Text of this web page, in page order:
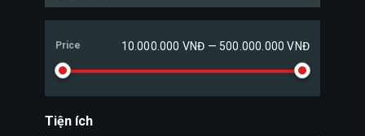
Price 10.000.000 VNĐ — 500.000.000 VNĐ
Tiện ích